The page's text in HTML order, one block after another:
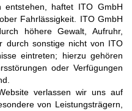
entstehen, haftet ITO GmbH
Fahrlässigkeit. ITO GmbH
höhere Gewalt, Aufruhr,
durch sonstige nicht von ITO
eintreten; hierzu gehören
oder Verfügungen
verlassen wir uns auf
von Leistungsträgern,